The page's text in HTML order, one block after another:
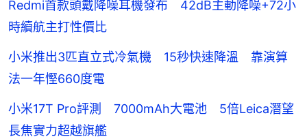
Redmi首款頭戴降噪耳機發布 42dB主動降噪+72小
時續航主打性價比
小米推出3匹直立式冷氣機 15秒快速降溫 靠演算
法一年慳660度電
小米17T Pro評測 7000mAh大電池 5倍Leica潛望
長焦實力超越旗艦